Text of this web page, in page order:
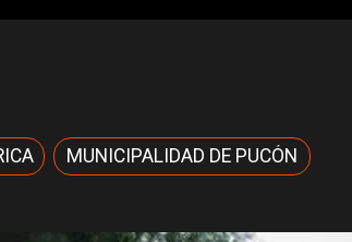
MUNICIPALIDAD DE PUCÓN